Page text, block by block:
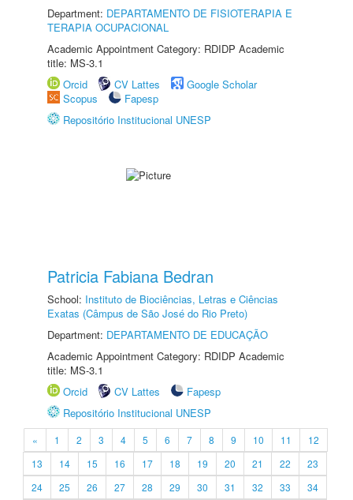
Department: DEPARTAMENTO DE FISIOTERAPIA E
TERAPIA OCUPACIONAL
Academic Appointment Category: RDIDP Academic
title: MS-3.1
Orcid
CV Lattes
Google Scholar
Scopus
Fapesp
Repositório Institucional UNESP
Patricia Fabiana Bedran
School: Instituto de Biociências, Letras e Ciências
Exatas (Câmpus de São José do Rio Preto)
Department: DEPARTAMENTO DE EDUCAÇÃO
Academic Appointment Category: RDIDP Academic
title: MS-3.1
Orcid
CV Lattes
Fapesp
Repositório Institucional UNESP
« 1 2 3 4 5 6 7 8 9 10 11
12
13
14 15 16 17 18 19 20 21 22
23
24
25 26 27 28 29 30 31 32 33
34